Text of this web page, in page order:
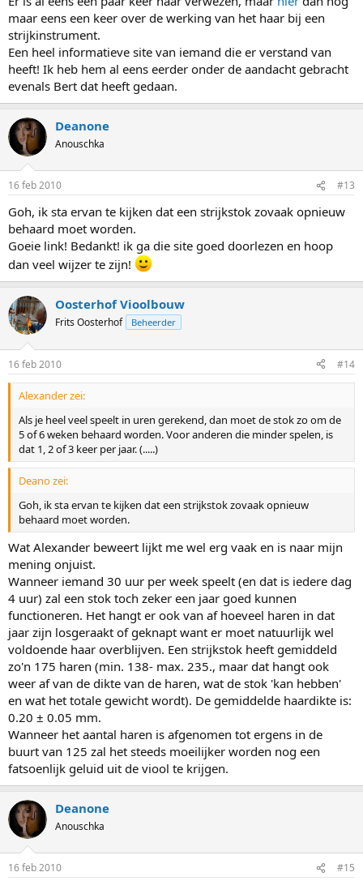
maar eens een keer over de werking van het haar bij een
strijkinstrument.
Een heel informatieve site van iemand die er verstand van
heeft! Ik heb hem al eens eerder onder de aandacht gebracht
evenals Bert dat heeft gedaan.
Deanone
Anouschka
16 feb 2010 #13
Goh, ik sta ervan te kijken dat een strijkstok zovaak opnieuw
behaard moet worden.
Goeie link! Bedankt! ik ga die site goed doorlezen en hoop
dan veel wijzer te zijn!
Oosterhof Vioolbouw
Frits Oosterhof Beheerder
16 feb 2010 #14
Alexander zei:
Als je heel veel speelt in uren gerekend, dan moet de stok zo om de
5 of 6 weken behaard worden. Voor anderen die minder spelen, is
dat 1, 2 of 3 keer per jaar. (.....)
Deano zei:
Goh, ik sta ervan te kijken dat een strijkstok zovaak opnieuw
behaard moet worden.
Wat Alexander beweert lijkt me wel erg vaak en is naar mijn
mening onjuist.
Wanneer iemand 30 uur per week speelt (en dat is iedere dag
4 uur) zal een stok toch zeker een jaar goed kunnen
functioneren. Het hangt er ook van af hoeveel haren in dat
jaar zijn losgeraakt of geknapt want er moet natuurlijk wel
voldoende haar overblijven. Een strijkstok heeft gemiddeld
zo'n 175 haren (min. 138- max. 235., maar dat hangt ook
weer af van de dikte van de haren, wat de stok 'kan hebben'
en wat het totale gewicht wordt). De gemiddelde haardikte is:
0.20 ± 0.05 mm.
Wanneer het aantal haren is afgenomen tot ergens in de
buurt van 125 zal het steeds moeilijker worden nog een
fatsoenlijk geluid uit de viool te krijgen.
Deanone
Anouschka
16 feb 2010 #15